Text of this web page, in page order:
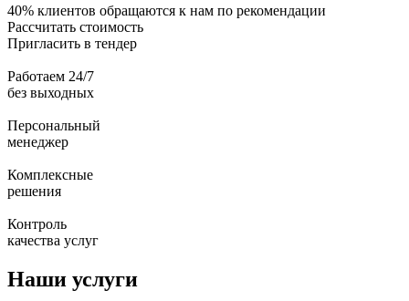
40% клиентов обращаются к нам по рекомендации
Рассчитать стоимость
Пригласить в тендер
Работаем 24/7
без выходных
Персональный
менеджер
Комплексные
решения
Контроль
качества услуг
Наши услуги